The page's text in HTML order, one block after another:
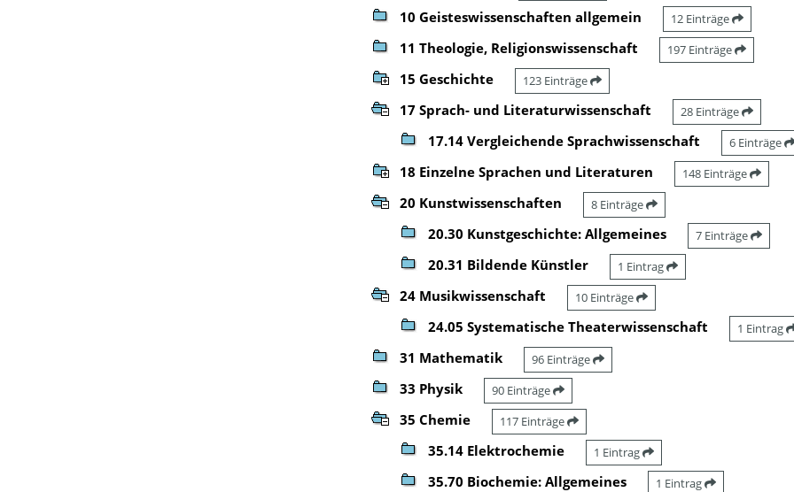
10 Geisteswissenschaften allgemein 12 Einträge
11 Theologie, Religionswissenschaft 197 Einträge
15 Geschichte 123 Einträge
17 Sprach- und Literaturwissenschaft 28 Einträge
17.14 Vergleichende Sprachwissenschaft 6 Einträge
18 Einzelne Sprachen und Literaturen 148 Einträge
20 Kunstwissenschaften 8 Einträge
20.30 Kunstgeschichte: Allgemeines 7 Einträge
20.31 Bildende Künstler 1 Eintrag
24 Musikwissenschaft 10 Einträge
24.05 Systematische Theaterwissenschaft 1 Eintrag
31 Mathematik 96 Einträge
33 Physik 90 Einträge
35 Chemie 117 Einträge
35.14 Elektrochemie 1 Eintrag
35.70 Biochemie: Allgemeines 1 Eintrag